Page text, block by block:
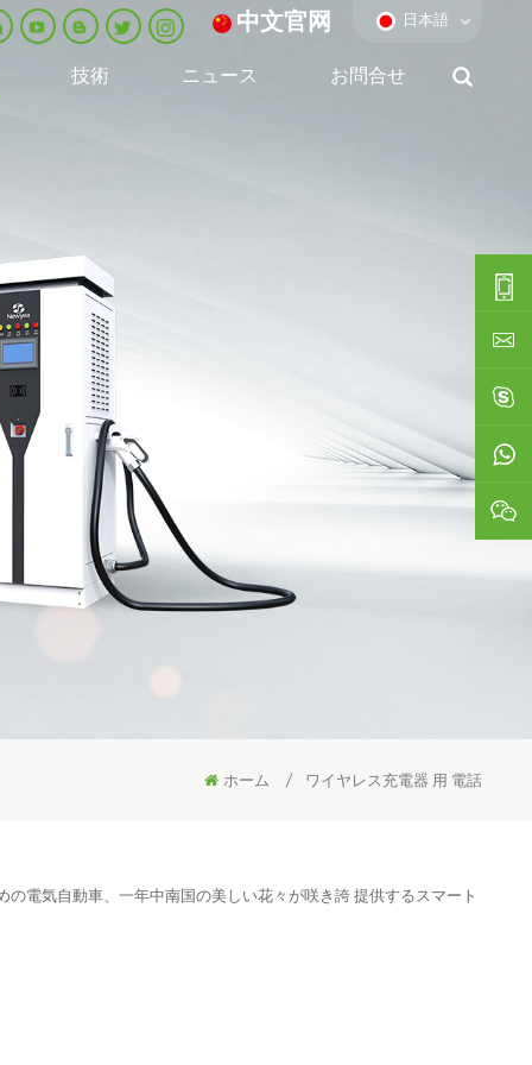
中文官网 日本語
技術 ニュース お問合せ
ホーム / ワイヤレス充電器 用 電話
電気自動車、一年中南国の美しい花々が咲き誇 提供するスマート
0086-
0592-